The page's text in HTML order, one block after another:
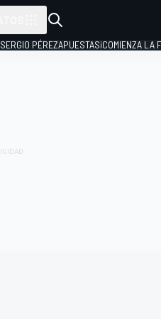
SERGIO PÉREZAPUESTAS¡COMIENZA LA